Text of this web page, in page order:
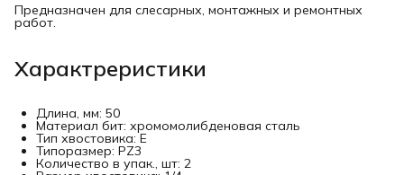
Предназначен для слесарных, монтажных и ремонтных
работ.
Характреристики
Длина, мм: 50
Материал бит: хромомолибденовая сталь
Тип хвостовика: E
Типоразмер: PZ3
Количество в упак., шт: 2